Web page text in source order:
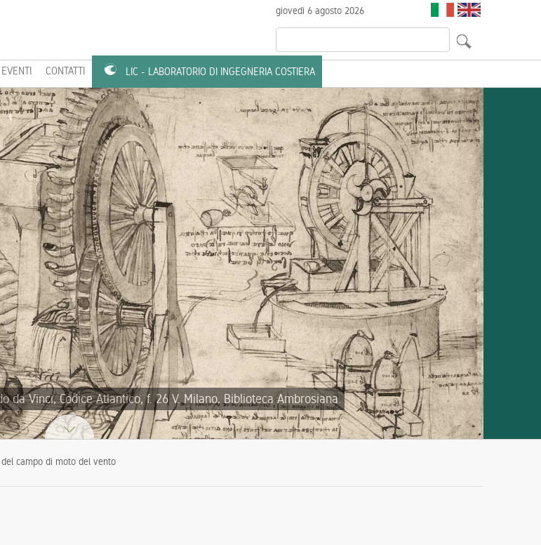
CONTATTI LIC - LABORATORIO DI INGEGNERIA COSTIERA
giovedì 6 agosto 2026
Vinci, Codice Atlantico, f. 26 V. Milano, Biblioteca Ambrosiana.
campo di moto del vento